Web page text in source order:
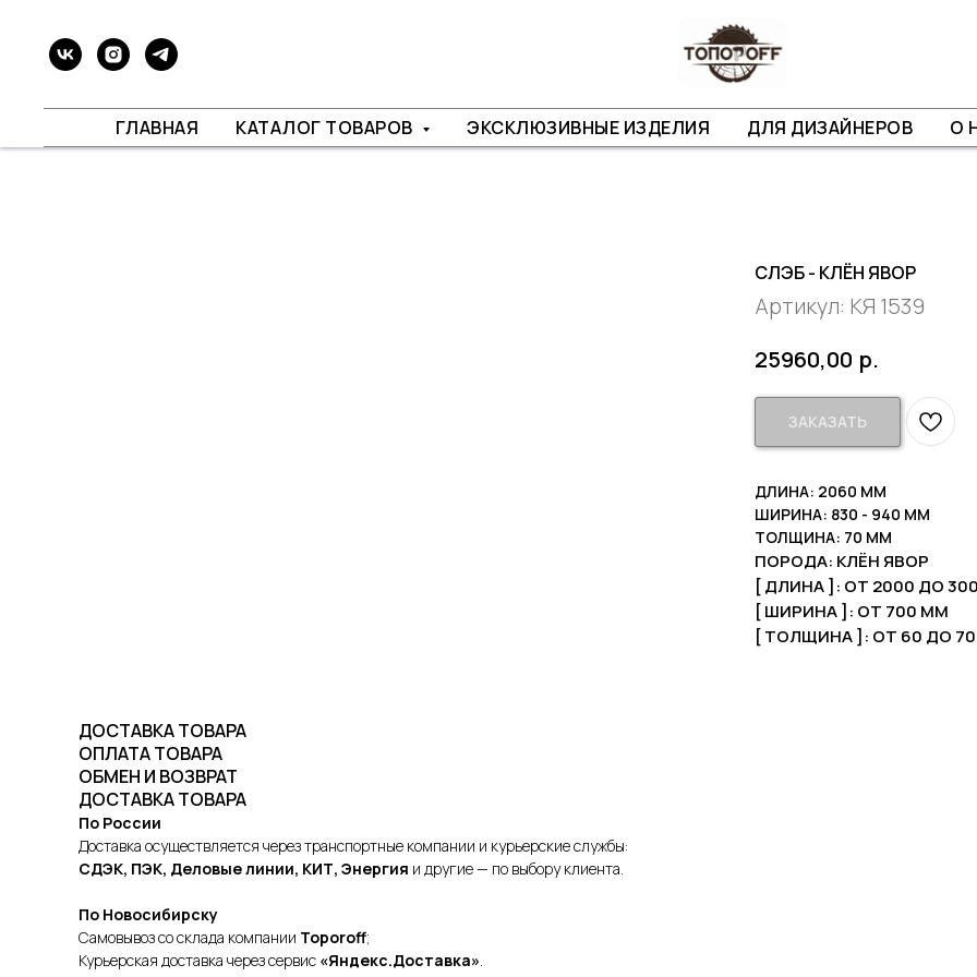
ГЛАВНАЯ КАТАЛОГ ТОВАРОВ ЭКСКЛЮЗИВНЫЕ ИЗДЕЛИЯ ДЛЯ ДИЗАЙНЕРОВ О
СЛЭБ - КЛЁН ЯВОР
Артикул: КЯ 1539
25960,00 р.
ЗАКАЗАТЬ
ДЛИНА: 2060 ММ
ШИРИНА: 830 - 940 ММ
ТОЛЩИНА: 70 ММ
ПОРОДА: КЛЁН ЯВОР
[ ДЛИНА ]: ОТ 2000 ДО
[ ШИРИНА ]: ОТ 700 ММ
[ ТОЛЩИНА ]: ОТ 60 ДО
ДОСТАВКА ТОВАРА
ОПЛАТА ТОВАРА
ОБМЕН И ВОЗВРАТ
ДОСТАВКА ТОВАРА
По России
Доставка осуществляется через транспортные компании и курьерские службы:
СДЭК, ПЭК, Деловые линии, КИТ, Энергия и другие — по выбору клиента.
По Новосибирску
Самовывоз со склада компании Toporoff;
Курьерская доставка через сервис «Яндекс.Доставка».